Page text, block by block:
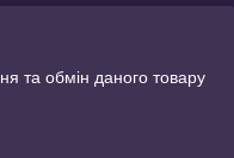
та обмін даного товару